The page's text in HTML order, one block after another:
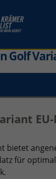
Golf
bietet
für